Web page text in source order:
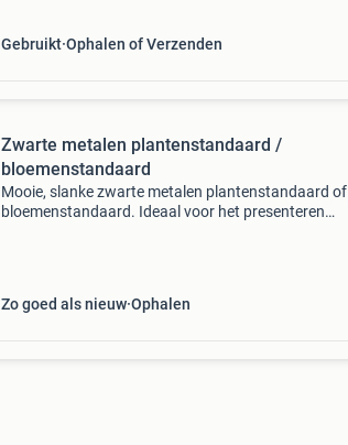
Gebruikt Ophalen of Verzenden
Zwarte metalen plantenstandaard /
bloemenstandaard
Mooie, slanke zwarte metalen plantenstandaard of
bloemenstandaard. Ideaal voor het presenteren
Zo goed als nieuw Ophalen